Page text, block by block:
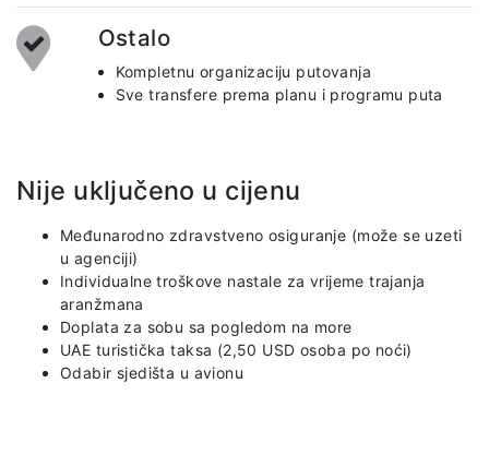
Ostalo
Kompletnu organizaciju putovanja
Sve transfere prema planu i programu puta
Nije uključeno u cijenu
Međunarodno zdravstveno osiguranje (može se uzeti
u agenciji)
Individualne troškove nastale za vrijeme trajanja
aranžmana
Doplata za sobu sa pogledom na more
UAE turistička taksa (2,50 USD osoba po noći)
Odabir sjedišta u avionu